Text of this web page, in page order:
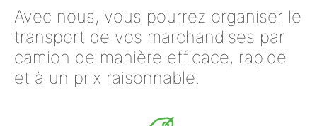
Avec nous, vous pourrez organiser le
transport de vos marchandises par
camion de manière efficace, rapide
et à un prix raisonnable.